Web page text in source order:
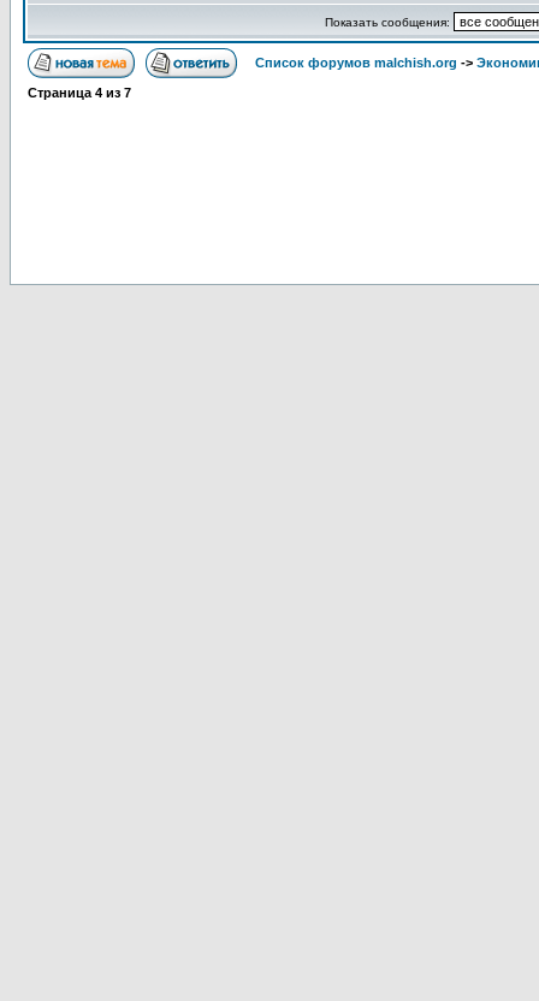
Показать сообщения:
Список форумов malchish.org ->
Страница 4 из 7